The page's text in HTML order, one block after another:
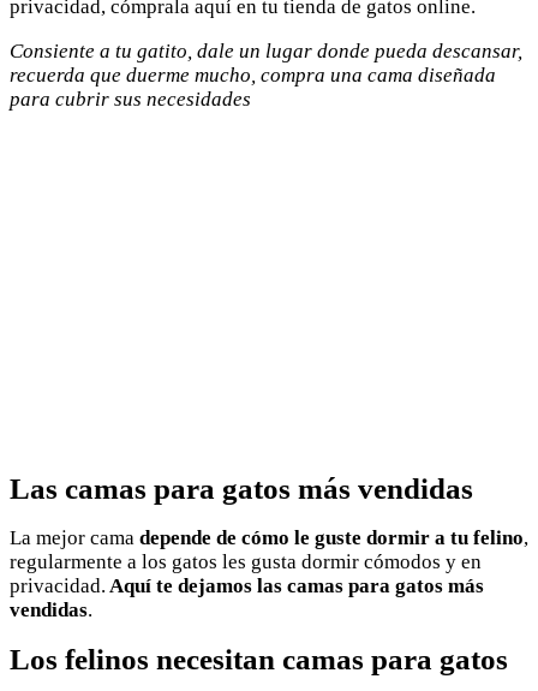
privacidad, cómprala aquí en tu tienda de gatos online.
Consiente a tu gatito, dale un lugar donde pueda descansar,
recuerda que duerme mucho, compra una cama diseñada
para cubrir sus necesidades
Las camas para gatos más vendidas
La mejor cama depende de cómo le guste dormir a tu felino,
regularmente a los gatos les gusta dormir cómodos y en
privacidad. Aquí te dejamos las camas para gatos más
vendidas.
Los felinos necesitan camas para gatos